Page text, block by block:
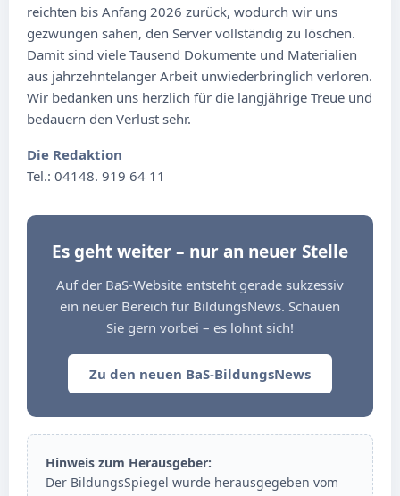
reichten bis Anfang 2026 zurück, wodurch wir uns
gezwungen sahen, den Server vollständig zu löschen.
Damit sind viele Tausend Dokumente und Materialien
aus jahrzehntelanger Arbeit unwiederbringlich verloren.
Wir bedanken uns herzlich für die langjährige Treue und
bedauern den Verlust sehr.
Die Redaktion
Tel.: 04148. 919 64 11
Es geht weiter – nur an neuer Stelle
Auf der BaS-Website entsteht gerade sukzessiv
ein neuer Bereich für BildungsNews. Schauen
Sie gern vorbei – es lohnt sich!
Zu den neuen BaS-BildungsNews
Hinweis zum Herausgeber:
Der BildungsSpiegel wurde herausgegeben vom